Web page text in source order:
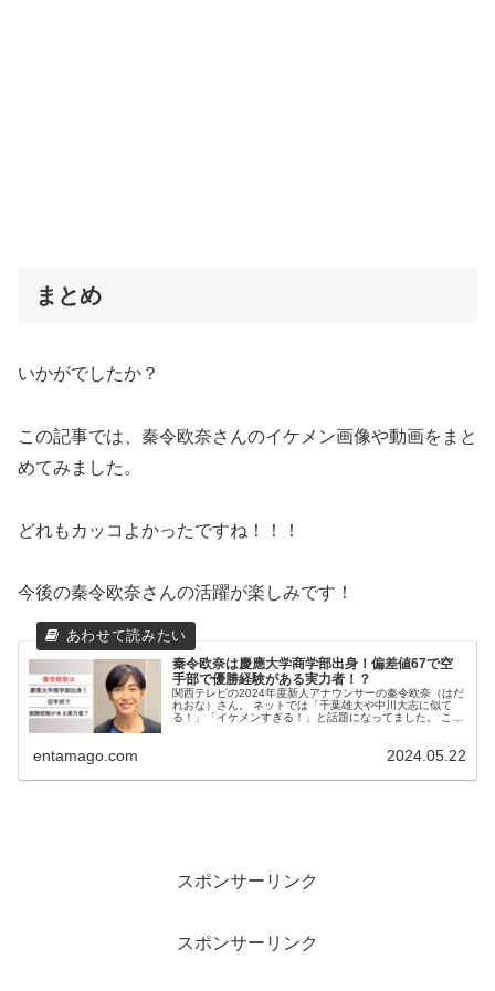
まとめ
いかがでしたか？
この記事では、秦令欧奈さんのイケメン画像や動画をまと
めてみました。
どれもカッコよかったですね！！！
今後の秦令欧奈さんの活躍が楽しみです！
秦令欧奈は慶應大学商学部出身！偏差値67で空
手部で優勝経験がある実力者！？
関西テレビの2024年度新人アナウンサーの秦令欧奈（はだ
れおな）さん。 ネットでは「千葉雄大や中川大志に似て
る！」「イケメンすぎる！」と話題になってました。 この
entamago.com 2024.05.22
スポンサーリンク
スポンサーリンク